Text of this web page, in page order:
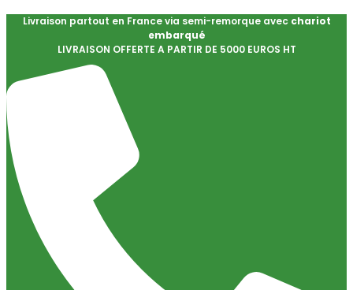
Livraison partout en France via semi-remorque avec chariot
embarqué
LIVRAISON OFFERTE A PARTIR DE 5000 EUROS HT